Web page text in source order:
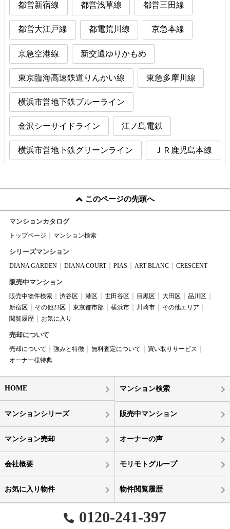
都営新宿線 都営浅草線 都営三田線
都営大江戸線 都電荒川線 京急本線
京急空港線 新交通ゆりかもめ
東京臨海高速鉄道りんかい線 東急多摩川線
横浜市営地下鉄ブルーライン
金沢シーサイドライン 江ノ島電鉄
横浜市営地下鉄グリーンライン ＪＲ鹿児島本線
このページの先頭へ
マンションカタログ
トップページ マンション検索
シリーズマンション
DIANA GARDEN DIANA COURT PIAS ART BLANC CRESCENT
販売中マンション
販売中物件検索 渋谷区 港区 世田谷区 目黒区 大田区
品川区
新宿区
その他23区 東京都市部 横浜市 川崎市
その他エリア
閲覧履歴
お気に入り
売却について
売却について 強みと特徴 無料査定について
買い取りサービス
オーナー様特典
HOME マンション検索
マンションシリーズ 販売中マンション
マンション売却 オーナーの声
会社概要 モリモトグループ
お気に入り物件 物件閲覧履歴
0120-241-397